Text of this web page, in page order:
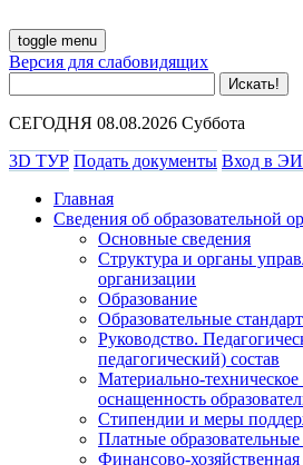
toggle menu
Версия для слабовидящих
СЕГОДНЯ 08.08.2026 Суббота
3D ТУР Подать документы Вход в
Главная
Сведения об образовательной
Основные сведения
Структура и органы
организации
Образование
Образовательные
Руководство.
педагогический) состав
Материально-техническое
оснащенность
Стипендии и меры
Платные образовательные
Финансово-хозяйственная